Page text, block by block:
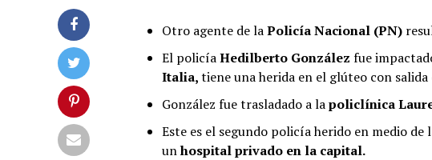
Otro agente de laPolicía Nacional (PN)
El policíaHedilberto González fue
Italia,tiene una herida en el glúteo con salida
González fue trasladado a lapoliclínica
Este es el segundo policía herido en medio
unhospital privado en la capital.